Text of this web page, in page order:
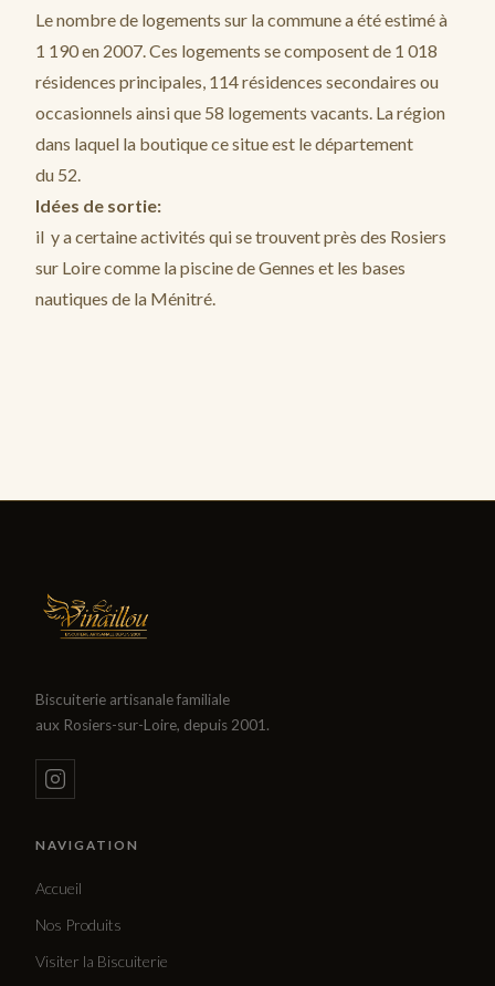
Le nombre de logements sur la commune a été estimé à
1 190 en 2007. Ces logements se composent de 1 018
résidences principales, 114 résidences secondaires ou
occasionnels ainsi que 58 logements vacants. La région
dans laquel la boutique ce situe est le département
du 52.
Idées de sortie:
il y a certaine activités qui se trouvent près des Rosiers
sur Loire comme la piscine de Gennes et les bases
nautiques de la Ménitré.
Biscuiterie artisanale familiale
aux Rosiers-sur-Loire, depuis 2001.
NAVIGATION
Accueil
Nos Produits
Visiter la Biscuiterie